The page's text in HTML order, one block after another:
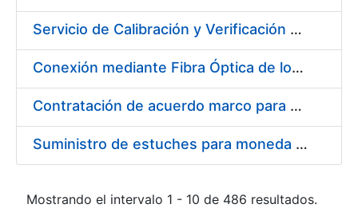
Servicio de Calibración y Verificación Externa de los Equipos de Medición del Servicio de Prevención de la FNMT-RCM
Conexión mediante Fibra Óptica de los Centros de Proceso de Datos (CPDs) de las sedes de la FNMT-RCM de Burgos y Madrid
Contratación de acuerdo marco para el Suministro de Material de Electricidad para la Fábrica Nacional de Moneda y Timbre-Real Casa de la Moneda en su centro de trabajo de Burgos
Suministro de estuches para moneda de 30 €
Mostrando el intervalo 1 - 10 de 486 resultados.